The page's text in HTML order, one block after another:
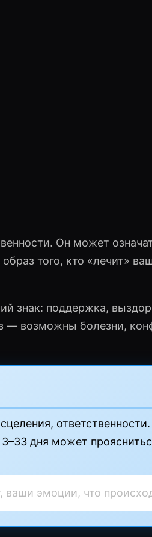
Он может
того, кто «лечит»
знак: поддержка,
— возможны болезни,
дня может
ваши эмоции, что